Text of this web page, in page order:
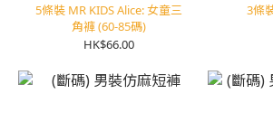
5條裝 MR KIDS Alice: 女童三
角褲 (60-85碼)
HK$66.00
3條